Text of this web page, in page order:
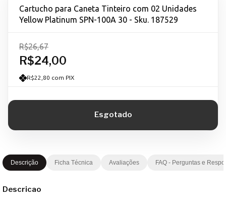
Cartucho para Caneta Tinteiro com 02 Unidades
Yellow Platinum SPN-100A 30 - Sku. 187529
R$24,00
R$26,67
R$22,80 com PIX
Descrição Ficha Técnica Avaliações FAQ - Perguntas e
Descricao